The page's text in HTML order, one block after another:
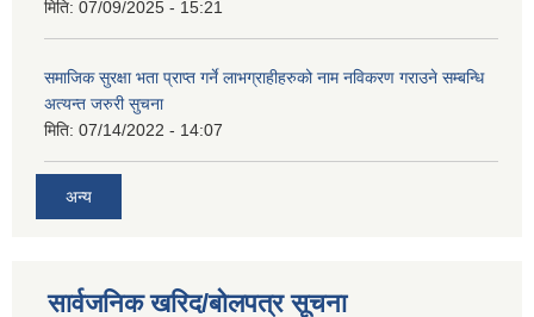
मिति: 07/09/2025 - 15:21
समाजिक सुरक्षा भता प्राप्त गर्ने लाभग्राहीहरुको नाम नविकरण गराउने सम्बन्धि
अत्यन्त जरुरी सुचना
मिति: 07/14/2022 - 14:07
अन्य
सार्वजनिक खरिद/बोलपत्र सूचना